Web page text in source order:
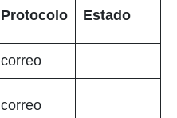
Protocolo Estado
correo
correo